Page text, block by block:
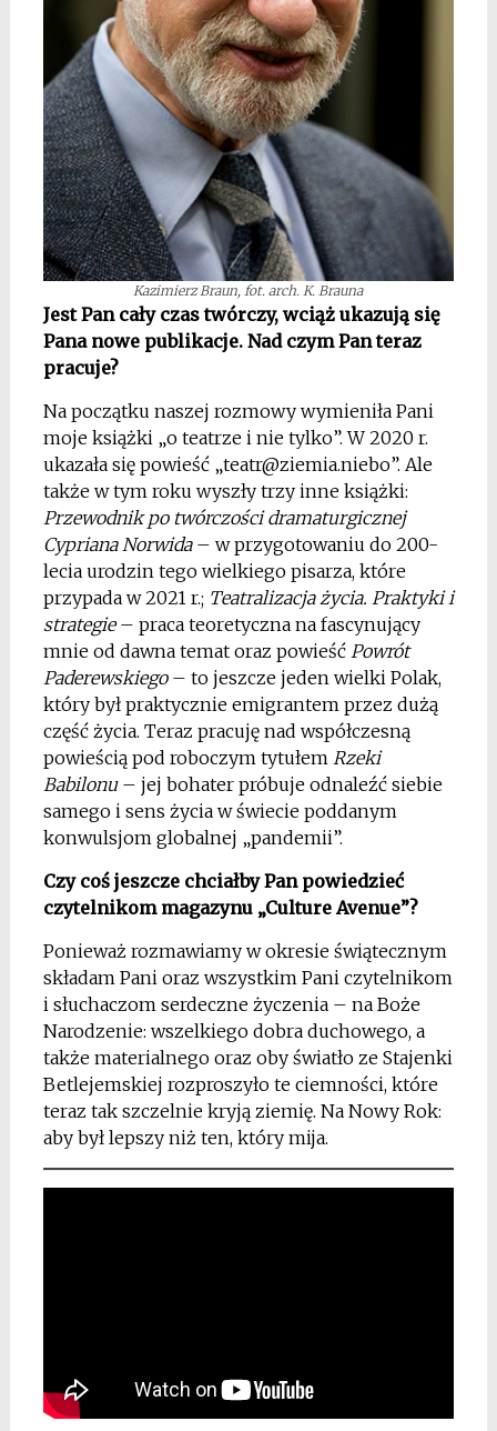
Kazimierz Braun, fot. arch. K. Brauna
Jest Pan cały czas twórczy, wciąż ukazują się
Pana nowe publikacje. Nad czym Pan teraz
pracuje?
Na początku naszej rozmowy wymieniła Pani
moje książki „o teatrze i nie tylko”. W 2020 r.
ukazała się powieść „teatr@ziemia.niebo”. Ale
także w tym roku wyszły trzy inne książki:
Przewodnik po twórczości dramaturgicznej
Cypriana Norwida – w przygotowaniu do 200-
lecia urodzin tego wielkiego pisarza, które
przypada w 2021 r.; Teatralizacja życia. Praktyki i
strategie– praca teoretyczna na fascynujący
mnie od dawna temat oraz powieść Powrót
Paderewskiego– to jeszcze jeden wielki Polak,
który był praktycznie emigrantem przez dużą
część życia. Teraz pracuję nad współczesną
powieścią pod roboczym tytułem Rzeki
Babilonu – jej bohater próbuje odnaleźć siebie
samego i sens życia w świecie poddanym
konwulsjom globalnej „pandemii”.
Czy coś jeszcze chciałby Pan powiedzieć
czytelnikom magazynu „Culture Avenue”?
Ponieważ rozmawiamy w okresie świątecznym
składam Pani oraz wszystkim Pani czytelnikom
i słuchaczom serdeczne życzenia – na Boże
Narodzenie: wszelkiego dobra duchowego, a
także materialnego oraz oby światło ze Stajenki
Betlejemskiej rozproszyło te ciemności, które
teraz tak szczelnie kryją ziemię. Na Nowy Rok:
aby był lepszy niż ten, który mija.